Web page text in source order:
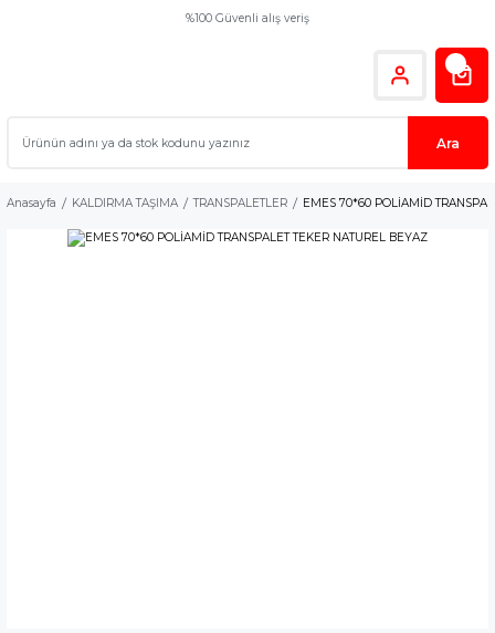
%100 Güvenli alış veriş
Ara
Anasayfa KALDIRMA TAŞIMA TRANSPALETLER EMES 70*60 POLİAMİD